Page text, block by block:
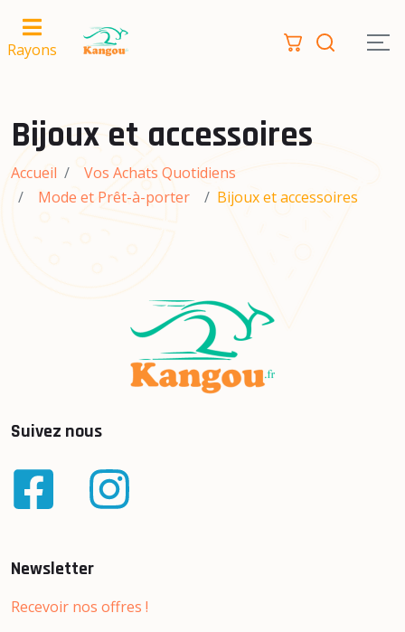
Rayons
Bijoux et accessoires
Accueil
Vos Achats Quotidiens
Mode et Prêt-à-porter
Bijoux et accessoires
Suivez nous
Newsletter
Recevoir nos offres !